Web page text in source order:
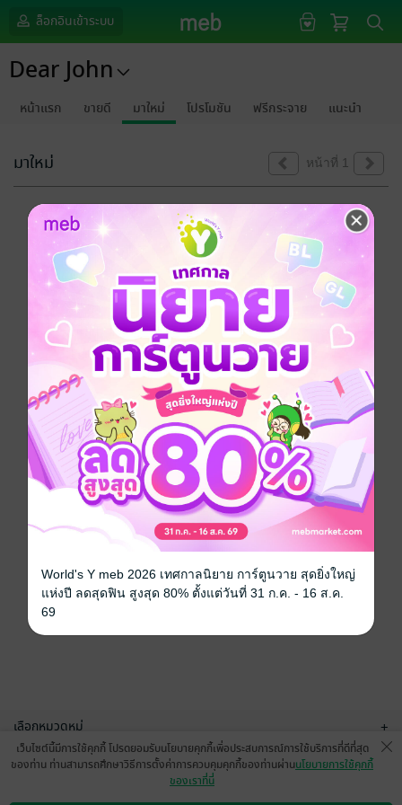
ล็อกอินเข้าระบบ
Dear John
หน้าแรก ขายดี มาใหม่ โปรโมชัน ฟรีกระจาย แนะนำ
มาใหม่ หน้าที่ 1
ขออภัยด้วยนะคะ
ไม่พบข้อมูลในหัวข้อที่คุณกำลังชมค่ะ
เลือกหมวดหมู่ +
บริการช่วยเหลือ
เว็บไซต์นี้มีการใช้คุกกี้ โปรดยอมรับนโยบายคุกกี้เพื่อประสบการณ์การใช้บริการที่ดีที่สุด
ของท่าน ท่านสามารถศึกษาวิธีการตั้งค่าการควบคุมคุกกี้ของท่านผ่านนโยบายการใช้คุกกี้
ของเราที่นี่
World's Y meb 2026 เทศกาลนิยาย การ์ตูนวาย สุดยิ่งใหญ่
แห่งปี ลดสุดฟิน สูงสุด 80% ตั้งแต่วันที่ 31 ก.ค. - 16 ส.ค.
69